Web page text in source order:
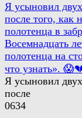
Я усыновил
после того, как
полотенца в
Восемнадцать
полотенца на
что узнать».
Я усыновил
после
0634